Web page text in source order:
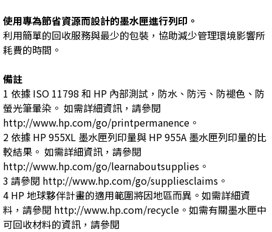
使用專為節省資源而設計的墨水匣進行列印。
利用簡單的回收服務與最少的包裝，協助減少管理環境影響所
耗費的時間。
備註
1 依據 ISO 11798 和 HP 內部測試，防水、防污、防褪色、防
螢光筆暈染。 如需詳細資訊，請參閱
http://www.hp.com/go/printpermanence。
2 依據 HP 955XL 墨水匣列印量與 HP 955A 墨水匣列印量的比
較結果。 如需詳細資訊，請參閱
http://www.hp.com/go/learnaboutsupplies。
3 請參閱 http://www.hp.com/go/suppliesclaims。
4 HP 地球夥伴計畫的適用範圍將因地區而異。如需詳細資
料，請參閱 http://www.hp.com/recycle。如需有關墨水匣中
可回收材料的資訊，請參閱